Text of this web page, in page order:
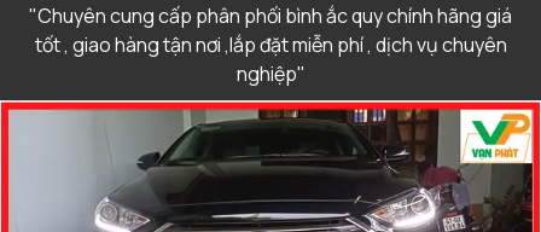
"Chuyên cung cấp phân phối bình ắc quy chính hãng giá
tốt , giao hàng tận nơi ,lắp đặt miễn phí , dịch vụ chuyên
nghiệp"